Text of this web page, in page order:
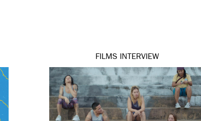
FILMS INTERVIEW